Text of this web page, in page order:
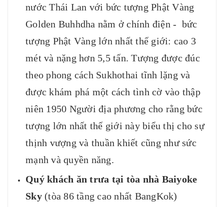
nước Thái Lan với bức tượng Phật Vàng
Golden Buhhdha nằm ở chính điện - bức
tượng Phật Vàng lớn nhất thế giới: cao 3
mét và nặng hơn 5,5 tấn. Tượng được đúc
theo phong cách Sukhothai tĩnh lặng và
được khám phá một cách tình cờ vào thập
niên 1950 Người địa phương cho rằng bức
tượng lớn nhất thế giới này biểu thị cho sự
thịnh vượng và thuần khiết cũng như sức
mạnh và quyền năng.
Quý khách ăn trưa tại tòa nhà Baiyoke
Sky (tòa 86 tầng cao nhất BangKok)